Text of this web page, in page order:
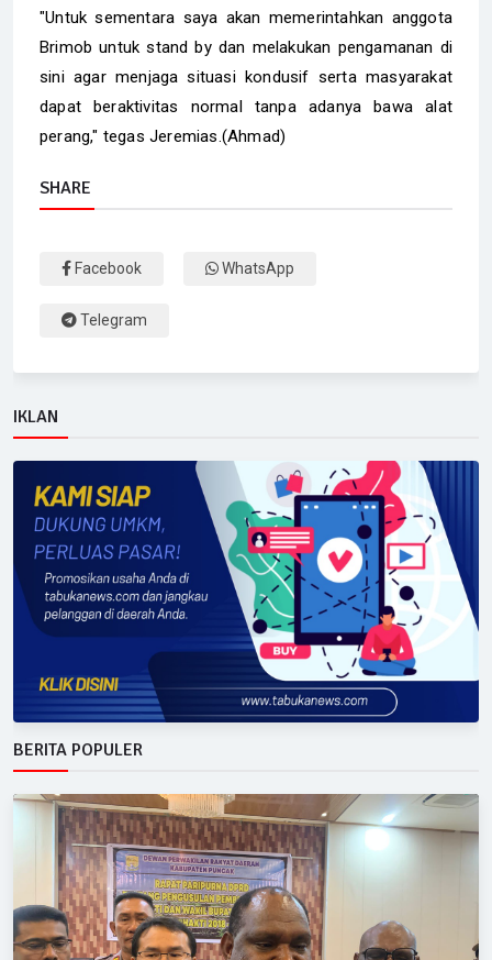
"Untuk sementara saya akan memerintahkan anggota
Brimob untuk stand by dan melakukan pengamanan di
sini agar menjaga situasi kondusif serta masyarakat
dapat beraktivitas normal tanpa adanya bawa alat
perang," tegas Jeremias.(Ahmad)
SHARE
Facebook WhatsApp
Telegram
IKLAN
BERITA POPULER